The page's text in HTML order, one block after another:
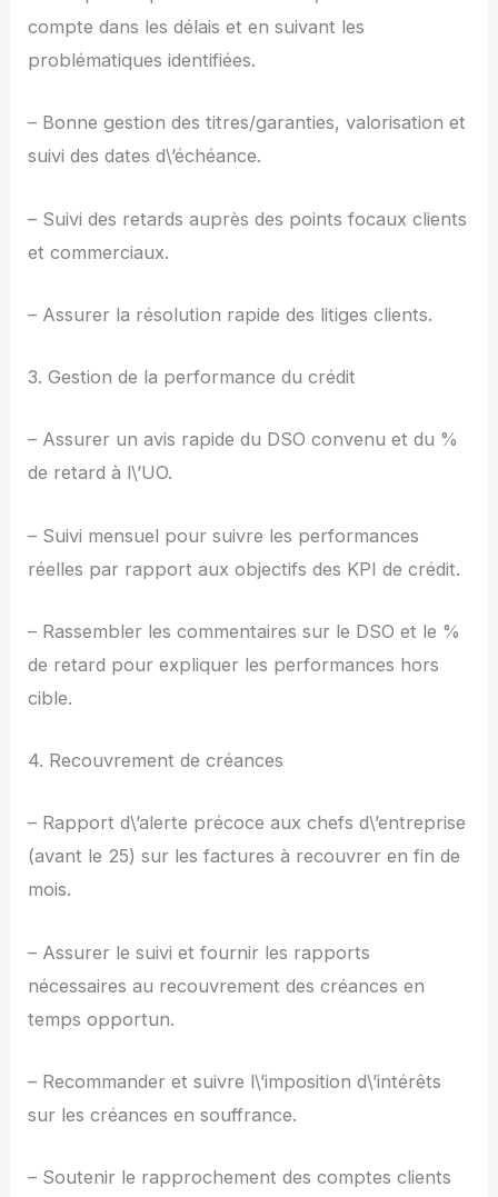
compte dans les délais et en suivant les
problématiques identifiées.
– Bonne gestion des titres/garanties, valorisation et
suivi des dates d\’échéance.
– Suivi des retards auprès des points focaux clients
et commerciaux.
– Assurer la résolution rapide des litiges clients.
3. Gestion de la performance du crédit
– Assurer un avis rapide du DSO convenu et du %
de retard à l\’UO.
– Suivi mensuel pour suivre les performances
réelles par rapport aux objectifs des KPI de crédit.
– Rassembler les commentaires sur le DSO et le %
de retard pour expliquer les performances hors
cible.
4. Recouvrement de créances
– Rapport d\’alerte précoce aux chefs d\’entreprise
(avant le 25) sur les factures à recouvrer en fin de
mois.
– Assurer le suivi et fournir les rapports
nécessaires au recouvrement des créances en
temps opportun.
– Recommander et suivre l\’imposition d\’intérêts
sur les créances en souffrance.
– Soutenir le rapprochement des comptes clients